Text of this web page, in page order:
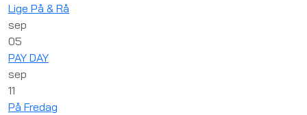
Lige På & Rå
sep
05
PAY DAY
sep
11
På Fredag